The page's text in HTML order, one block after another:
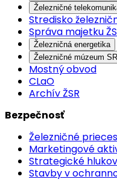
Železničné
Stredisko
Správa majetku
Železničná energetika
Železničné múzeum SR
Mostný obvod
CLaO
Archív ŽSR
Bezpečnosť
Železničné
Marketingové
Strategické
Stavby v